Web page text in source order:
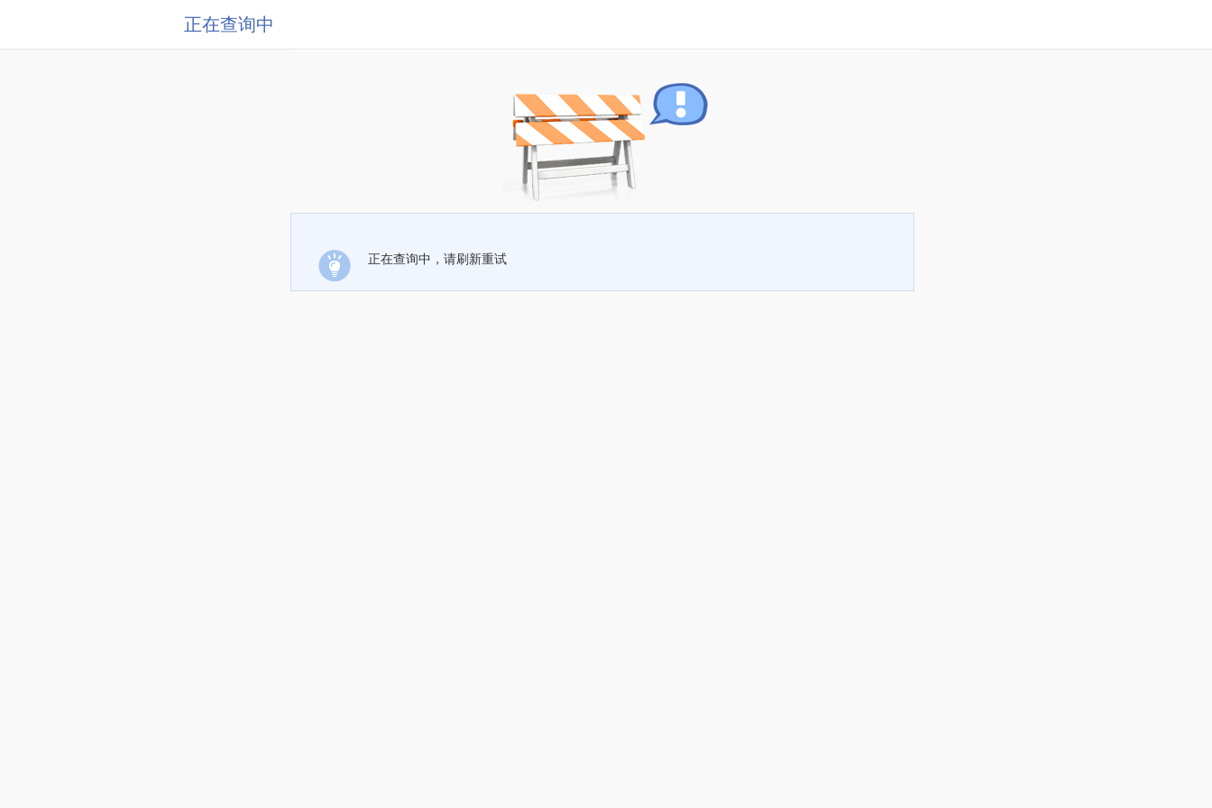
正在查询中
正在查询中，请刷新重试